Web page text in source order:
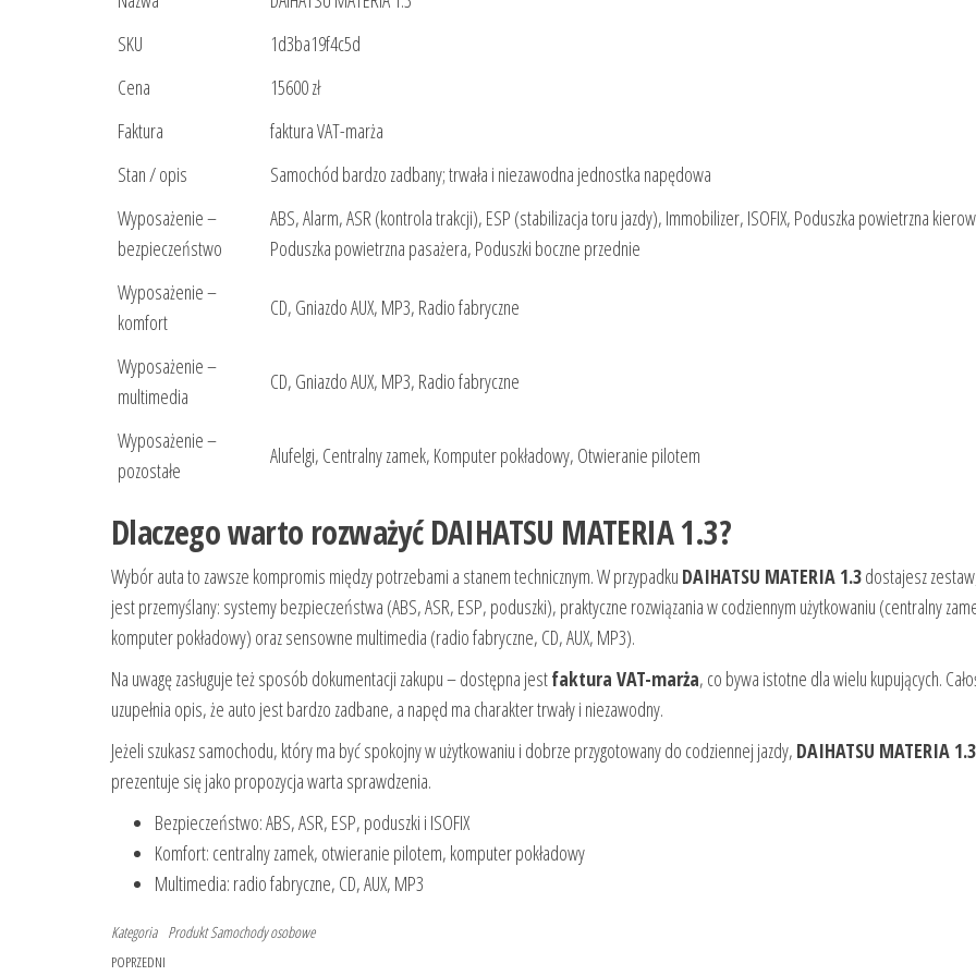
SKU
1d3ba19f4c5d
Cena
15600 zł
Faktura
faktura VAT-marża
Stan / opis
Samochód bardzo zadbany; trwała i niezawodna jednostka napędowa
Wyposażenie –
bezpieczeństwo
ABS, Alarm, ASR (kontrola trakcji), ESP (stabilizacja toru jazdy), Immobilizer, ISOFIX, Poduszka powietrzna
Poduszka powietrzna pasażera, Poduszki boczne przednie
Wyposażenie –
komfort
CD, Gniazdo AUX, MP3, Radio fabryczne
Wyposażenie –
multimedia
CD, Gniazdo AUX, MP3, Radio fabryczne
Wyposażenie –
pozostałe
Alufelgi, Centralny zamek, Komputer pokładowy, Otwieranie pilotem
Dlaczego warto rozważyć DAIHATSU MATERIA 1.3?
Wybór auta to zawsze kompromis między potrzebami a stanem technicznym. W przypadku DAIHATSU MATERIA 1.3dostajesz
jest przemyślany: systemy bezpieczeństwa (ABS, ASR, ESP, poduszki), praktyczne rozwiązania w codziennym użytkowaniu (centralny
komputer pokładowy) oraz sensowne multimedia (radio fabryczne, CD, AUX, MP3).
Na uwagę zasługuje też sposób dokumentacji zakupu – dostępna jestfaktura VAT-marża, co bywa istotne dla wielu kupujących.
uzupełnia opis, że auto jest bardzo zadbane, a napęd ma charakter trwały i niezawodny.
Jeżeli szukasz samochodu, który ma być spokojny w użytkowaniu i dobrze przygotowany do codziennej jazdy, DAIHATSU MATERIA 1.3
prezentuje się jako propozycja warta sprawdzenia.
Bezpieczeństwo: ABS, ASR, ESP, poduszki i ISOFIX
Komfort: centralny zamek, otwieranie pilotem, komputer pokładowy
Multimedia: radio fabryczne, CD, AUX, MP3
Kategoria Produkt Samochody osobowe
Poprzedni
POPRZEDNI